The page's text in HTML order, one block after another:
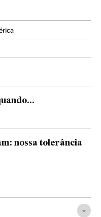
nossa tolerância